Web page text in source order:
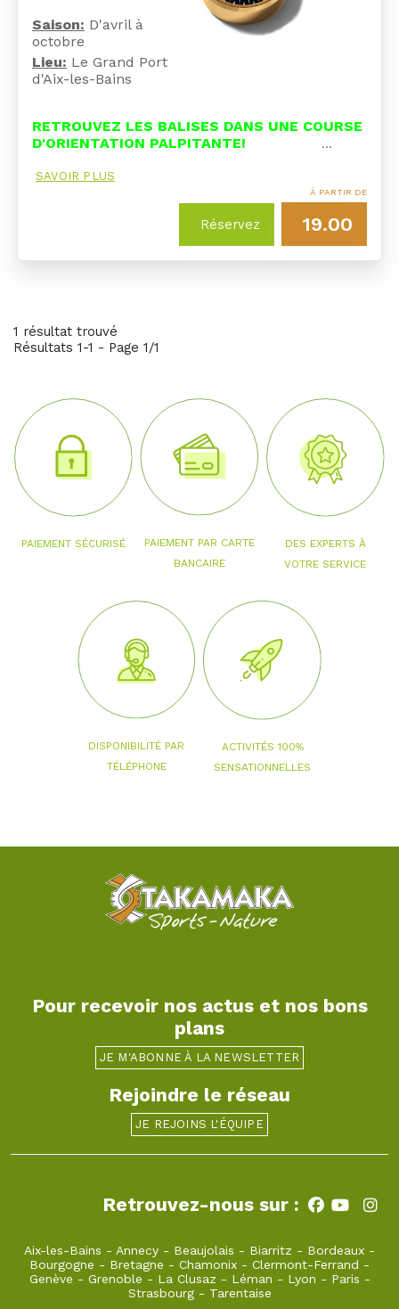
Saison: D'avril à
octobre
Lieu: Le Grand Port
d'Aix-les-Bains
RETROUVEZ LES BALISES DANS UNE COURSE
D'ORIENTATION PALPITANTE!
…
SAVOIR PLUS
Réservez
À PARTIR DE
19.00
1 résultat trouvé
Résultats 1-1 - Page 1/1
PAIEMENT SÉCURISÉ
PAIEMENT PAR CARTE
BANCAIRE
DES EXPERTS À
VOTRE SERVICE
DISPONIBILITÉ PAR
TÉLÉPHONE
ACTIVITÉS 100%
SENSATIONNELLES
Pour recevoir nos actus et nos bons
plans
JE M'ABONNE À LA NEWSLETTER
Rejoindre le réseau
JE REJOINS L'ÉQUIPE
Retrouvez-nous sur :
Aix-les-Bains - Annecy - Beaujolais - Biarritz - Bordeaux -
Bourgogne - Bretagne - Chamonix - Clermont-Ferrand -
Genève - Grenoble - La Clusaz - Léman - Lyon - Paris -
Strasbourg- Tarentaise